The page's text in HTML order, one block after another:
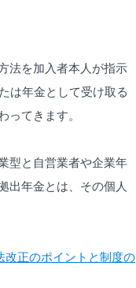
法を加入者本人が指示
は年金として受け取る
ってきます。
型と自営業者や企業年
出年金とは、その個人
改正のポイントと制度の